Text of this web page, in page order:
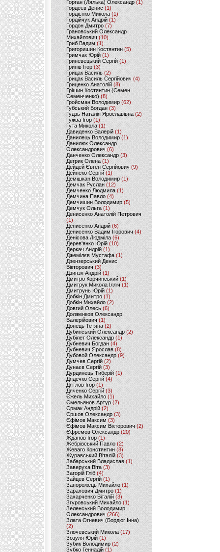
Горган (Лялька) Олександр(1)
Гордеєв Денис (1)
Гордієнко Микола (1)
Гордійчук Андрій (1)
Гордон Дмитро (7)
Грановський Олександр
Михайлович (10)
Гриб Вадим (1)
Григоришин Костянтин (5)
Гримчак Юрій(1)
Гриневецький Сергій(1)
Гринів Ігор (3)
Грицак Василь (2)
Грицак Василь Сергійович (4)
Гриценко Анатолій (8)
Грішин Костянтин (Семен
Семенченко)(8)
Гройсман Володимир(62)
Губський Богдан (3)
Гудзь Наталія Ярославівна(2)
Гужва Ігор (1)
Гута Микола (1)
Давиденко Валерій (1)
Данилець Володимир(1)
Данилюк Олександр
Олександрович (6)
Данченко Олександр (3)
Дегрик Олена(1)
Дейдей Євген Сергійович(9)
Дейнеко Сергій (1)
Демішкан Володимир(1)
Демчак Руслан (12)
Демченко Людмила (1)
Демчина Павло (4)
Демчишин Володимир (5)
Демчук Ольга(1)
Денисенко Анатолій Петрович
(1)
Денисенко Андрій (6)
Денисенко Вадим Ігорович (4)
Денісова Людміла(6)
Дерев'янко Юрій(10)
Деркач Андрій(1)
Джемілєв Мустафа (1)
Дзензерський Денис
Вікторович (3)
Дзинзя Андрій (1)
Дмитро Корчинський (1)
Дмитрук Микола Ілліч (1)
Дмитрунь Юрій (1)
Добкін Дмитро(1)
Добкін Михайло (2)
Довгий Олесь (6)
Долженков Олександр
Валерійович (1)
Донець Тетяна (2)
Дубинський Олександр(2)
Дубілет Олександр (1)
Дубневич Богдан (4)
Дубневич Ярослав (8)
Дубовой Олександр(9)
Думчев Сергій (2)
Дунаєв Сергій(3)
Дурдинець Тиберій (1)
Дядечко Сергій (4)
Дятлов Ігор (1)
Дяченко Сергій (3)
Єжель Михайло (1)
Ємельянов Артур (2)
Єрмак Андрій (2)
Єршов Олександр (3)
Єфімов Максим (3)
Єфімов Максим Вікторович (2)
Єфремов Олександр (20)
Жданов Ігор (1)
Жебрівський Павло (2)
Жеваго Констянтин (8)
Журавський Віталій (3)
Забарський Владислав (1)
Заверуха Віта (3)
Загорій Гліб (4)
Зайцев Сергій(1)
Запорожець Михайло (1)
Зарахович Дмитро (1)
Захарченко Віталій (3)
Згуровський Михайло (1)
Зеленський Володимир
Олександрович (266)
Злата Огневич (Бордюг Інна)
(2)
Злочевський Микола(17)
Зозуля Юрій (1)
Зубик Володимир (2)
Зубко Геннадій (1)